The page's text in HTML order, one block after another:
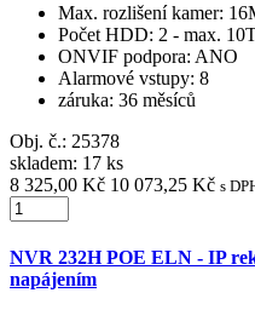
Max. rozlišení kamer:
Počet HDD: 2 - max.
ONVIF podpora: ANO
Alarmové vstupy: 8
záruka: 36 měsíců
Obj. č.: 25378
skladem: 17 ks
8 325,00 Kč 10 073,25 Kč s
NVR 232H POE ELN - IP
napájením